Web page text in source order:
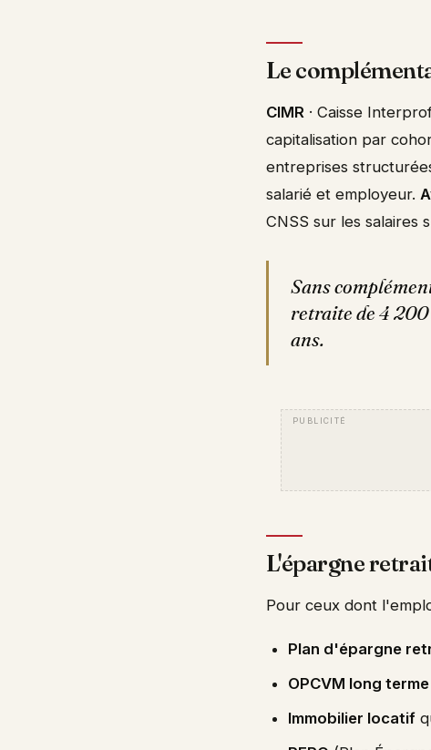
Le
CIMR · Caisse
capitalisation par
entreprises
salarié et employeur.
CNSS sur les salaires
Sans
retraite de 4
ans.
L'épargne
Pour ceux dont
Plan d'épargne
OPCVM long terme
Immobilier locatif